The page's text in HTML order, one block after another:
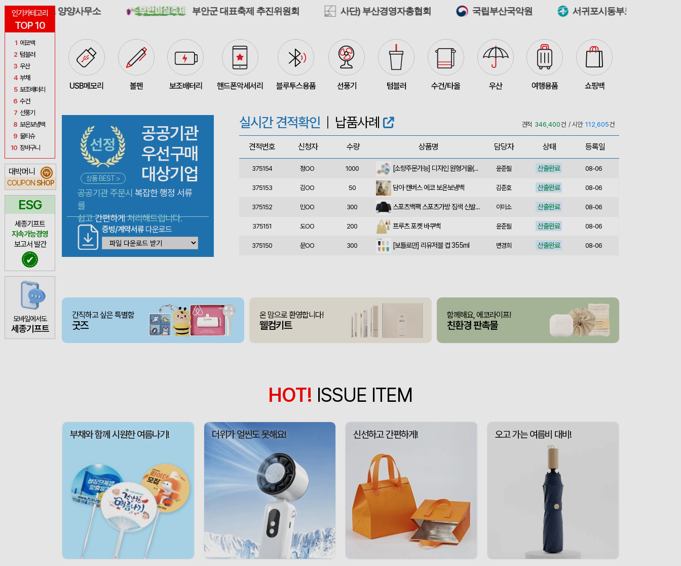
인기카테고리
TOP 10
1 에코백
2 텀블러
3 우산
4 부채
5 보조배터리
6 수건
7 선풍기
8 보온보냉백
9 물티슈
10 장바구니
대박머니
COUPON SHOP
₩
ESG
세종기프트
지속가능경영
보고서 발간
✔
모바일에서도
세종기프트
사무소 부안군 대표축제 추진위원회 사단) 부산경영자총협회 국립부산국악원 서귀포시동부보건소 국립경주문화
USB메모리 볼펜 보조배터리 핸드폰악세서리 블루투스용품 선풍기 텀블러 수건/타올 우산 여행용품 쇼핑백
상품 BEST >
공공기관
우선구매
대상기업
공공기관 주문시 복잡한 행정 서류
를
쉽고간편하게처리해드립니다.
증빙/계약서류다운로드
실시간 견적확인 | 납품사례 견적 346,400건 / 시안 112,605건
견적번호 신청자 수량 상품명 담당자 상태 등록일
375141 1000 미니형 미니고급형 부직포가방 이정원 산출완료 08-06
375164 신OO 500 이미소 산출완료 08-06
375161 김OO 50 이성원 접수중 08-06
375160 민OO 300 이미소 산출완료 08-06
375157 김OO 50 산출완료 08-06
375156 데OO 1010 이미소 산출완료 08-06
375154 정OO 1000 [소량주문가능] 디자인 원형거울(칼라) (70파이/75파이) 윤준필 산출완료 08-06
375153 김OO 50 담아 캔버스 에코 보온보냉백 김준호 산출완료 08-06
375152 민OO 300 스포츠백팩 스포츠가방 짐색 신발주머니 이미소 산출완료 08-06
375151 도OO 200 프루츠 포켓 바쿠백 윤준필 산출완료 08-06
375150 문OO 300 [보틀로만] 리유저블 컵 355ml 변경희 산출완료 08-06
08-06
375146 스탠다드 에코백 (350x100x370mm) 이하영 08-06
375145 여OO 230 모두애 LED 키캡 키링 굿즈 이미소 산출완료 08-06
한OO 1000 미니형 미니고급형 부직포가방
375164 500 이미소 산출완료
375161
375160 민OO 산출완료
375158 이OO 500 에코백재발주 산출완료
375157 50 산출완료
간직하고 싶은 특별함
굿즈
온 맘으로 환영합니다!
웰컴키트
함께해요, 에코라이프!
친환경 판촉물
HOT! ISSUE ITEM
부채와 함께 시원한 여름나기! 더위가 얼씬도 못해요! 신선하고 간편하게! 오고 가는 여름비 대비!